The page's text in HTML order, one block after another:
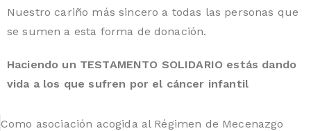
Nuestro cariño más sincero a todas las personas que
se sumen a esta forma de donación.
Haciendo un TESTAMENTO SOLIDARIO estás dando
vida a los que sufren por el cáncer infantil
Como asociación acogida al Régimen de Mecenazgo